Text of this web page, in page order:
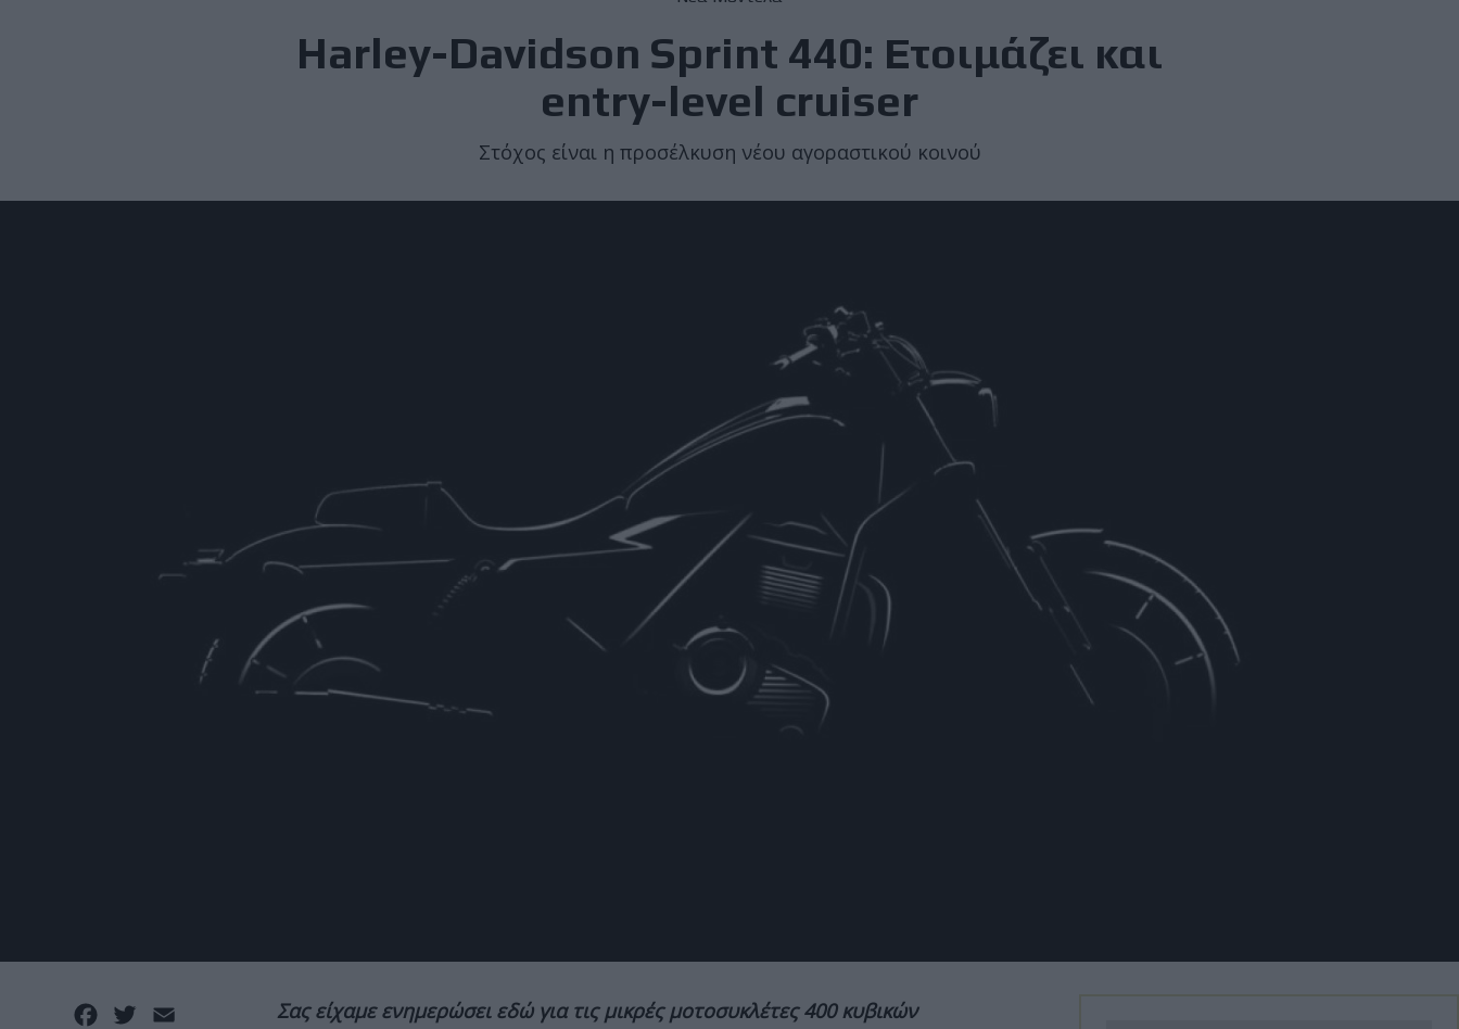
Harley-Davidson Sprint 440: Ετοιμάζει και
entry-level cruiser
Στόχος είναι η προσέλκυση νέου αγοραστικού κοινού
Facebook
Twitter
Σας είχαμε ενημερώσει εδώ για τις μικρές μοτοσυκλέτες 400 κυβικών